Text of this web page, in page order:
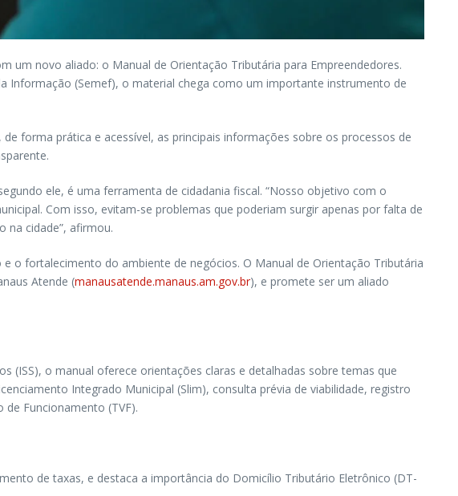
um novo aliado: o Manual de Orientação Tributária para Empreendedores.
Informação (Semef), o material chega como um importante instrumento de
forma prática e acessível, as principais informações sobre os processos de
ele, é uma ferramenta de cidadania fiscal. “Nosso objetivo com o
Com isso, evitam-se problemas que poderiam surgir apenas por falta de
na cidade”, afirmou.
o fortalecimento do ambiente de negócios. O Manual de Orientação Tributária
Atende (manausatende.manaus.am.gov.br), e promete ser um aliado
(ISS), o manual oferece orientações claras e detalhadas sobre temas que
Integrado Municipal (Slim), consulta prévia de viabilidade, registro
Funcionamento (TVF).
de taxas, e destaca a importância do Domicílio Tributário Eletrônico (DT-